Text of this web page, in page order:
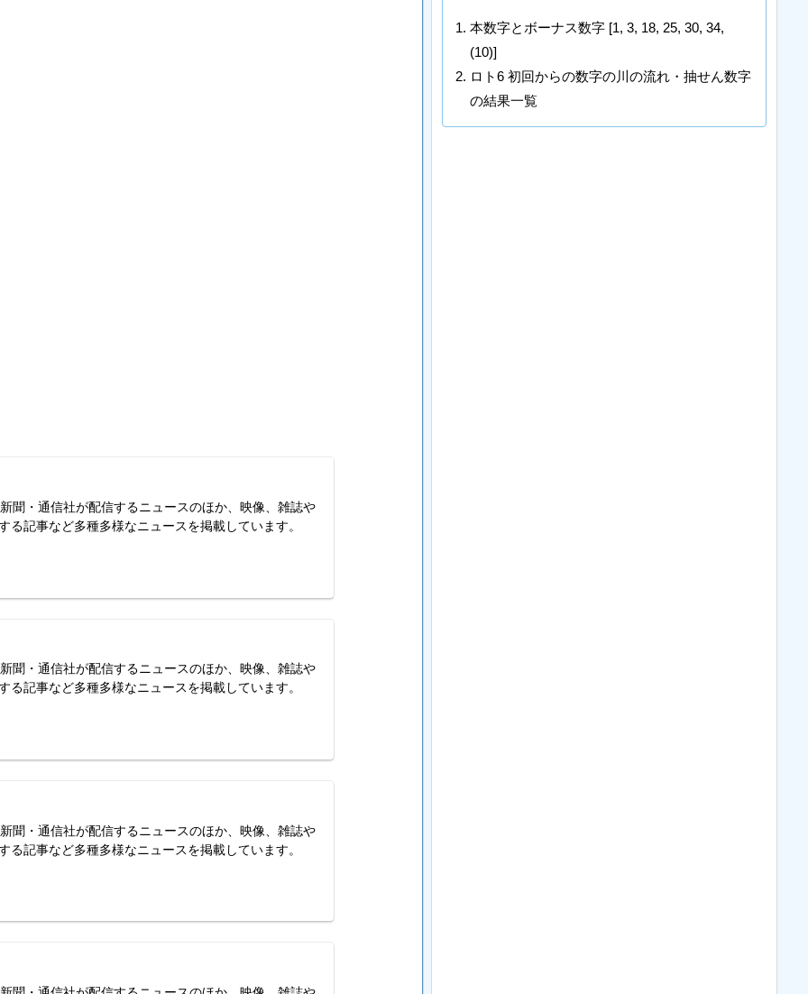
聞・通信社が配信するニュースのほか、映像、雑誌や
る記事など多種多様なニュースを掲載しています。
聞・通信社が配信するニュースのほか、映像、雑誌や
る記事など多種多様なニュースを掲載しています。
聞・通信社が配信するニュースのほか、映像、雑誌や
る記事など多種多様なニュースを掲載しています。
本数字とボーナス数字 [1, 3, 18, 25, 30, 34,
(10)]
ロト6 初回からの数字の川の流れ・抽せん数字
の結果一覧